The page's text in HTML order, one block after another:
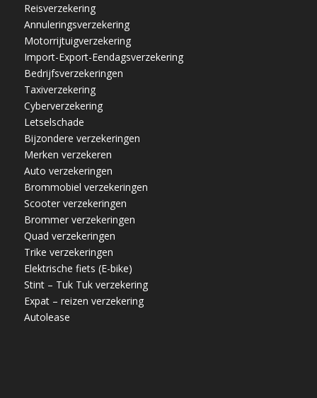
Reisverzekering
Annuleringsverzekering
Motorrijtuigverzekering
Import-Export-Eendagsverzekering
Bedrijfsverzekeringen
Taxiverzekering
Cyberverzekering
Letselschade
Bijzondere verzekeringen
Merken verzekeren
Auto verzekeringen
Brommobiel verzekeringen
Scooter verzekeringen
Brommer verzekeringen
Quad verzekeringen
Trike verzekeringen
Elektrische fiets (E-bike)
Stint – Tuk Tuk verzekering
Expat – reizen verzekering
Autolease